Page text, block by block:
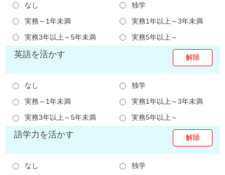
なし
独学
実務～1年未満
実務1年以上～3年未満
実務3年以上～5年未満
実務5年以上～
英語を活かす
なし
独学
実務～1年未満
実務1年以上～3年未満
実務3年以上～5年未満
実務5年以上～
語学力を活かす
なし
独学